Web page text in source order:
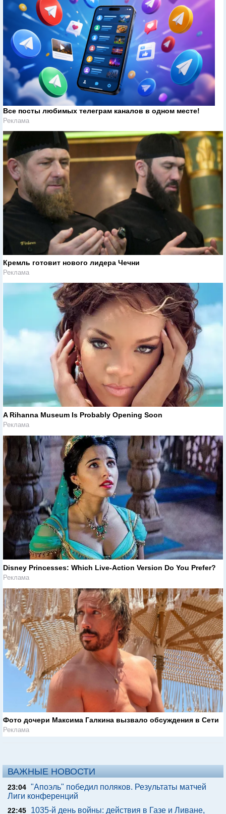
Все посты любимых телеграм каналов в одном месте!
Реклама
Кремль готовит нового лидера Чечни
Реклама
A Rihanna Museum Is Probably Opening Soon
Реклама
Disney Princesses: Which Live-Action Version Do You Prefer?
Реклама
Фото дочери Максима Галкина вызвало обсуждения в Сети
Реклама
ВАЖНЫЕ НОВОСТИ
23:04 "Апоэль" победил поляков. Результаты матчей
Лиги конференций
22:45
1035-й день войны: действия в Газе и Ливане,